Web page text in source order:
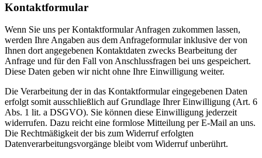
Kontaktformular
Wenn Sie uns per Kontaktformular Anfragen zukommen lassen,
werden Ihre Angaben aus dem Anfrageformular inklusive der von
Ihnen dort angegebenen Kontaktdaten zwecks Bearbeitung der
Anfrage und für den Fall von Anschlussfragen bei uns gespeichert.
Diese Daten geben wir nicht ohne Ihre Einwilligung weiter.
Die Verarbeitung der in das Kontaktformular eingegebenen Daten
erfolgt somit ausschließlich auf Grundlage Ihrer Einwilligung (Art. 6
Abs. 1 lit. a DSGVO). Sie können diese Einwilligung jederzeit
widerrufen. Dazu reicht eine formlose Mitteilung per E-Mail an uns.
Die Rechtmäßigkeit der bis zum Widerruf erfolgten
Datenverarbeitungsvorgänge bleibt vom Widerruf unberührt.